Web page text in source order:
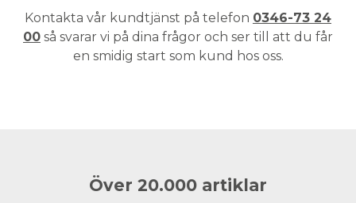
Kontakta vår kundtjänst på telefon 0346-73 24
00 så svarar vi på dina frågor och ser till att du får
en smidig start som kund hos oss.
Över 20.000 artiklar